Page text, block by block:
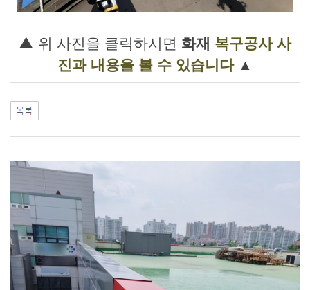
▲ 위 사진을 클릭하시면 화재 복구공사 사
진과 내용을 볼 수 있습니다 ▲